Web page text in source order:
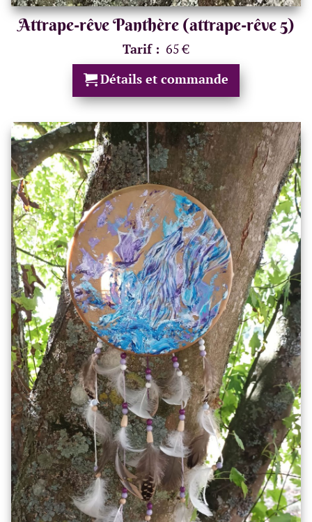
Attrape-rêve Panthère (attrape-rêve 5)
Tarif : 65 €
Détails et commande